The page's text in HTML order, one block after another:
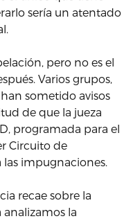
sería un atentado
pero no es el
Varios grupos,
sometido avisos
de que la jueza
programada para el
Circuito de
las impugnaciones.
recae sobre la
la